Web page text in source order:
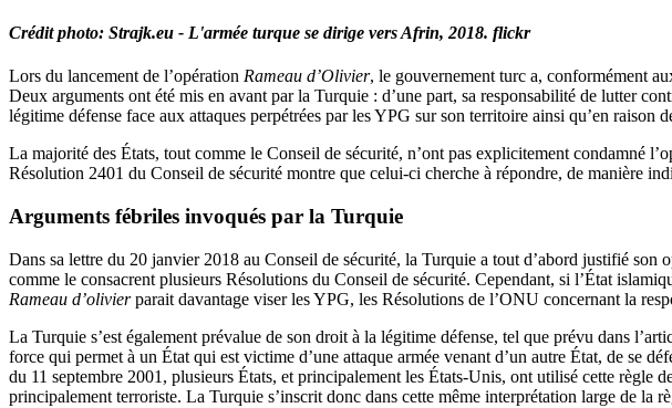
Crédit photo: Strajk.eu - L'armée turque se dirige vers Afrin, 2018. flickr
Lors du lancement de l’opération Rameau d’Olivier, le gouvernement turc a, conformément
Deux arguments ont été mis en avant par la Turquie : d’une part, sa responsabilité de lutter
légitime défense face aux attaques perpétrées par les YPG sur son territoire ainsi qu’en raison
La majorité des États, tout comme le Conseil de sécurité, n’ont pas explicitement condamné
Résolution 2401 du Conseil de sécurité montre que celui-ci cherche à répondre, de manière
Arguments fébriles invoqués par la Turquie
Dans sa lettre du 20 janvier 2018 au Conseil de sécurité, la Turquie a tout d’abord justifié
comme le consacrent plusieurs Résolutions du Conseil de sécurité. Cependant, si l’État
Rameau d’olivierparait davantage viser les YPG, les Résolutions de l’ONU concernant la
La Turquie s’est également prévalue de son droit à la légitime défense, tel que prévu dans
force qui permet à un État qui est victime d’une attaque armée venant d’un autre État, de se
du 11 septembre 2001, plusieurs États, et principalement les États-Unis, ont utilisé cette règle
principalement terroriste. La Turquie s’inscrit donc dans cette même interprétation large de la